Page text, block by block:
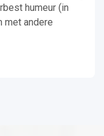
humeur (in
met andere